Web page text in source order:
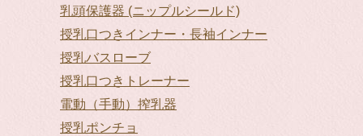
乳頭保護器 (ニップルシールド)
授乳口つきインナー・長袖インナー
授乳バスローブ
授乳口つきトレーナー
電動（手動）搾乳器
授乳ポンチョ